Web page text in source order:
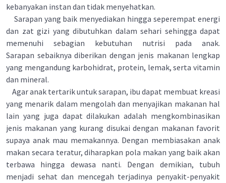
kebanyakan instan dan tidak menyehatkan.
Sarapan yang baik menyediakan hingga seperempat energi
dan zat gizi yang dibutuhkan dalam sehari sehingga dapat
memenuhi sebagian kebutuhan nutrisi pada anak.
Sarapan sebaiknya diberikan dengan jenis makanan lengkap
yang mengandung karbohidrat, protein, lemak, serta vitamin
dan mineral.
Agar anak tertarik untuk sarapan, ibu dapat membuat kreasi
yang menarik dalam mengolah dan menyajikan makanan hal
lain yang juga dapat dilakukan adalah mengkombinasikan
jenis makanan yang kurang disukai dengan makanan favorit
supaya anak mau memakannya. Dengan membiasakan anak
makan secara teratur, diharapkan pola makan yang baik akan
terbawa hingga dewasa nanti. Dengan demikian, tubuh
menjadi sehat dan mencegah terjadinya penyakit-penyakit